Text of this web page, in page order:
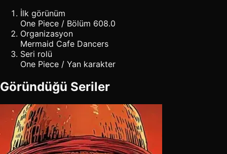
İlk görünüm
One Piece / Bölüm 608.0
Organizasyon
Mermaid Cafe Dancers
Seri rolü
One Piece / Yan karakter
Göründüğü Seriler